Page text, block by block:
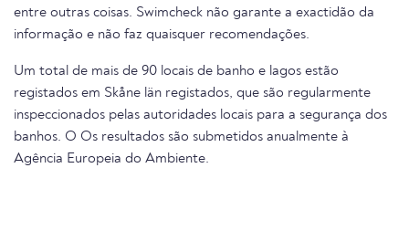
entre outras coisas. Swimcheck não garante a exactidão da
informação e não faz quaisquer recomendações.
Um total de mais de 90 locais de banho e lagos estão
registados em Skåne län registados, que são regularmente
inspeccionados pelas autoridades locais para a segurança dos
banhos. O Os resultados são submetidos anualmente à
Agência Europeia do Ambiente.